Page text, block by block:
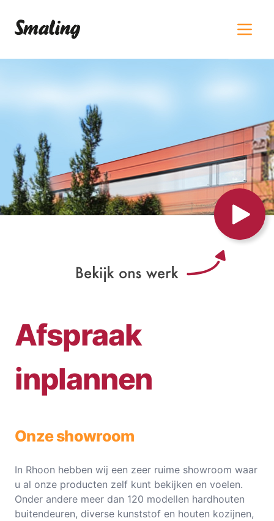
Afspraak
inplannen
Onze showroom
In Rhoon hebben wij een zeer ruime showroom waar
u al onze producten zelf kunt bekijken en voelen.
Onder andere meer dan 120 modellen hardhouten
buitendeuren, diverse kunststof en houten kozijnen,